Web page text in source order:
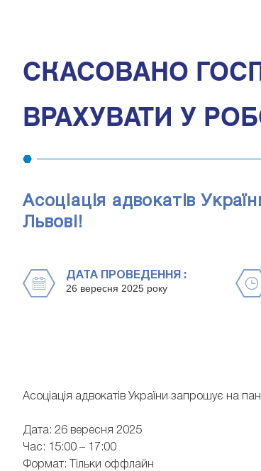
СКАСОВАНО
ВРАХУВАТИ У
Асоціація адвокатів
Львові!
ДАТА ПРОВЕДЕННЯ :
26 вересня 2025 року
Асоціація адвокатів України запрошує на
Дата: 26 вересня 2025
Час: 15:00 – 17:00
Формат: Тільки оффлайн